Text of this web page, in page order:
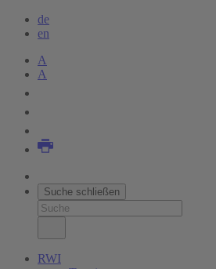
de
en
A
A
Suche schließen
RWI